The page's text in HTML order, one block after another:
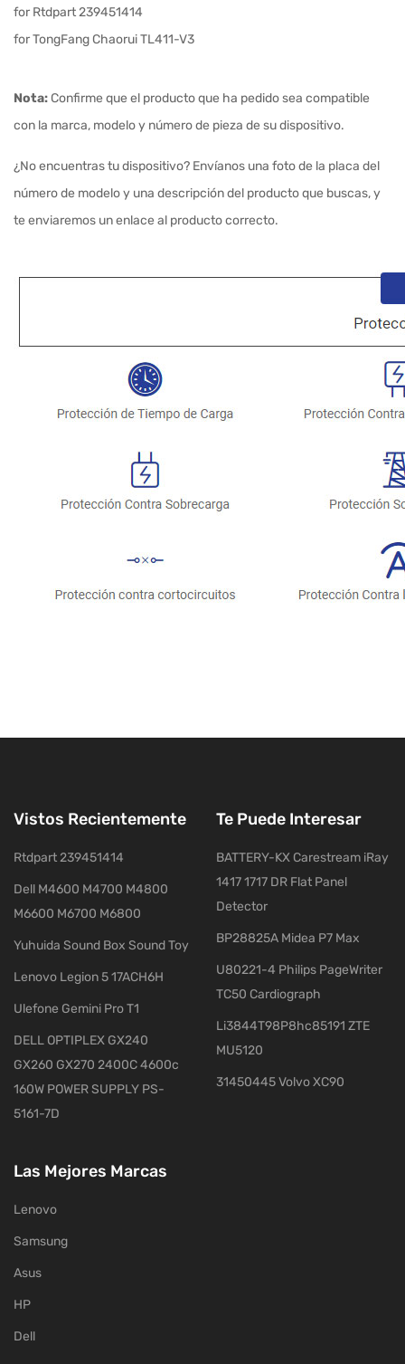
for Rtdpart 239451414
for TongFang Chaorui TL411-V3
Nota:Confirme que el producto que ha pedido sea compatible
con la marca, modelo y número de pieza de su dispositivo.
¿No encuentras tu dispositivo? Envíanos una foto de la placa del
número de modelo y una descripción del producto que buscas, y
te enviaremos un enlace al producto correcto.
Vistos Recientemente
Rtdpart 239451414
Dell M4600 M4700 M4800
M6600 M6700 M6800
Yuhuida Sound Box Sound Toy
Lenovo Legion 5 17ACH6H
Ulefone Gemini Pro T1
DELL OPTIPLEX GX240
GX260 GX270 2400C 4600c
160W POWER SUPPLY PS-
5161-7D
Te Puede Interesar
BATTERY-KX Carestream iRay
1417 1717 DR Flat Panel
Detector
BP28825A Midea P7 Max
U80221-4 Philips PageWriter
TC50 Cardiograph
Li3844T98P8hc85191 ZTE
MU5120
31450445 Volvo XC90
Las Mejores Marcas
Lenovo
Samsung
Asus
HP
Dell